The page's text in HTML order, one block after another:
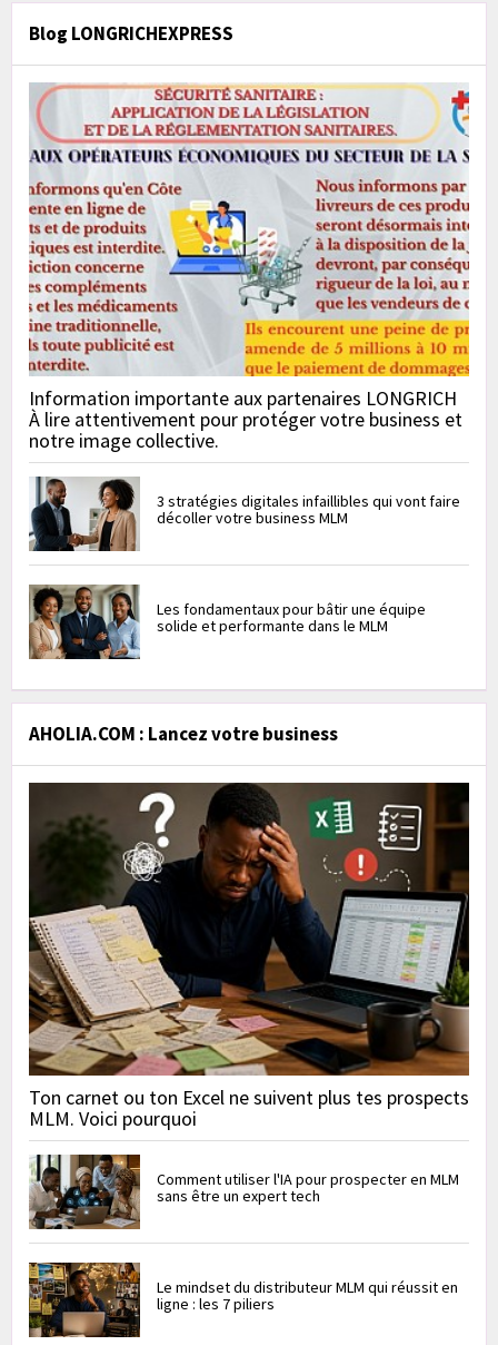
Blog LONGRICHEXPRESS
Information importante aux partenaires LONGRICH
À lire attentivement pour protéger votre business et
notre image collective.
3 stratégies digitales infaillibles qui vont faire
décoller votre business MLM
Les fondamentaux pour bâtir une équipe
solide et performante dans le MLM
AHOLIA.COM : Lancez votre business
Ton carnet ou ton Excel ne suivent plus tes prospects
MLM. Voici pourquoi
Comment utiliser l'IA pour prospecter en MLM
sans être un expert tech
Le mindset du distributeur MLM qui réussit en
ligne : les 7 piliers